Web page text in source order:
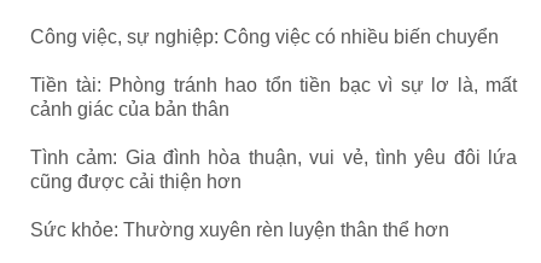
Công việc, sự nghiệp: Công việc có nhiều biến chuyển
Tiền tài: Phòng tránh hao tổn tiền bạc vì sự lơ là, mất
cảnh giác của bản thân
Tình cảm: Gia đình hòa thuận, vui vẻ, tình yêu đôi lứa
cũng được cải thiện hơn
Sức khỏe: Thường xuyên rèn luyện thân thể hơn